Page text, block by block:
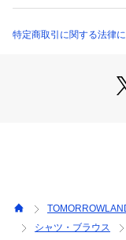
商品番号
独特のハリ・コシが
特性上、年月の経過
商品番号：
特定商取引に関する法律
シャツ・ブラウス